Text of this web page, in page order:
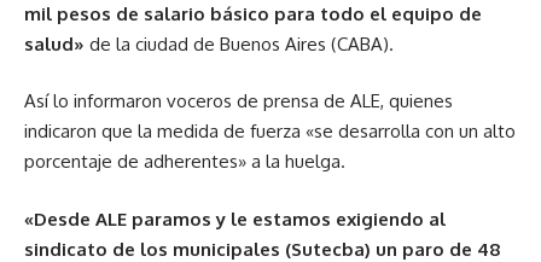
mil pesos de salario básico para todo el equipo de
salud» de la ciudad de Buenos Aires (CABA).
Así lo informaron voceros de prensa de ALE, quienes
indicaron que la medida de fuerza «se desarrolla con un alto
porcentaje de adherentes» a la huelga.
«Desde ALE paramos y le estamos exigiendo al
sindicato de los municipales (Sutecba) un paro de 48